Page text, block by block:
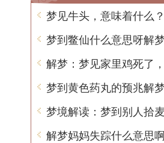
梦见牛头，意味着什么？
梦到鳖仙什么意思呀解
梦到黄色药丸的预兆解梦
梦境解读：梦到别人拾
解梦妈妈失踪什么意思